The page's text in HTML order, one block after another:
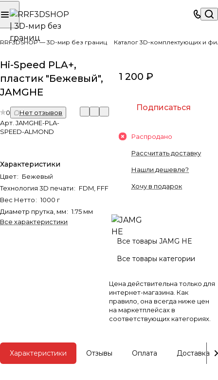
RRF3DSHOP — 3D-мир без границ Каталог 3D-комплектующих и
Hi-Speed PLA+,
пластик "Бежевый",
JAMGHE
0
Нет отзывов
Арт. JAMGHE-PLA-
SPEED-ALMOND
Характеристики
Цвет: Бежевый
Технология 3D печати: FDM, FFF
Вес Нетто: 1000 г
Диаметр прутка, мм: 1.75 мм
Все характеристики
1 200 ₽
Подписаться
Распродано
Рассчитать доставку
Нашли дешевле?
Хочу в подарок
Все товары JAMG HE
Все товары категории
Цена действительна только для
интернет-магазина. Как
правило, она всегда ниже цен
на маркетплейсах в
соответствующих категориях.
Характеристики Отзывы Оплата Доставка